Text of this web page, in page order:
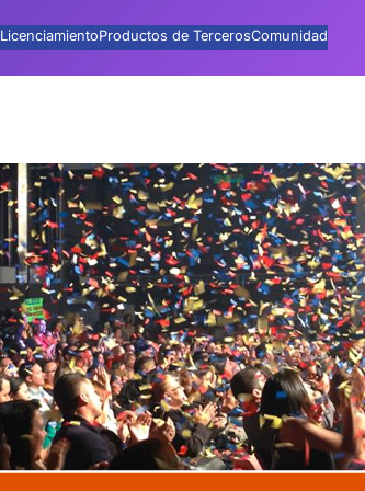
LicenciamientoProductos de TercerosComunidad